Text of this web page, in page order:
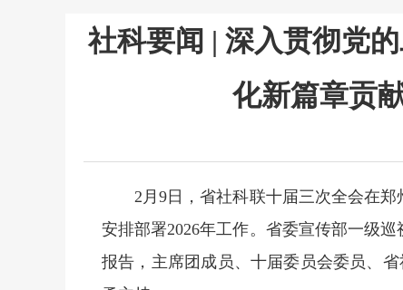
社科要闻 | 深入贯彻党
化新篇章贡
2月9日，省社科联十届三次全会在
安排部署2026年工作。省委宣传部一级
报告，主席团成员、十届委员会委员、